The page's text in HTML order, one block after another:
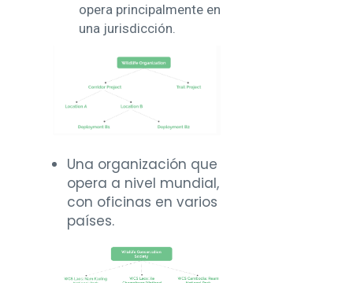
opera principalmente en
una jurisdicción.
Una organización que
opera a nivel mundial,
con oficinas en varios
países.